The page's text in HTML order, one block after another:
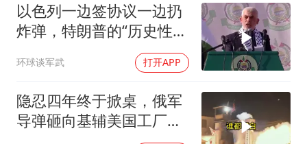
以色列一边签协议一边扔
炸弹，特朗普的“历史性协
环球谈军武 打开APP
隐忍四年终于掀桌，俄军
导弹砸向基辅美国工厂，